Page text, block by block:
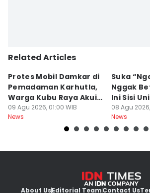
Related Articles
Protes Mobil Damkar di
Pemadaman Karhutla,
Warga Kubu Raya Akui
Khilaf
09 Agu 2026, 01:00 WIB
News
Suka
Nggak
Ini Sisi
08 Agu
News
About UsEditorial TeamContact Us